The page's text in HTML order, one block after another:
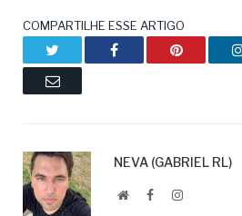
COMPARTILHE ESSE ARTIGO
Facebook Pinterest
Email
NEVA (GABRIEL RL)
WebsiteFacebookLinkedIn